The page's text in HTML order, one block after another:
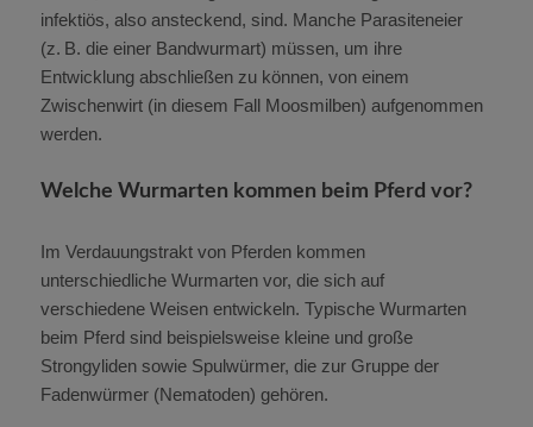
infektiös, also ansteckend, sind. Manche Parasiteneier
(z. B. die einer Bandwurmart) müssen, um ihre
Entwicklung abschließen zu können, von einem
Zwischenwirt (in diesem Fall Moosmilben) aufgenommen
werden.
Welche Wurmarten kommen beim Pferd vor?
Im Verdauungstrakt von Pferden kommen
unterschiedliche Wurmarten vor, die sich auf
verschiedene Weisen entwickeln. Typische Wurmarten
beim Pferd sind beispielsweise kleine und große
Strongyliden sowie Spulwürmer, die zur Gruppe der
Fadenwürmer (Nematoden) gehören.